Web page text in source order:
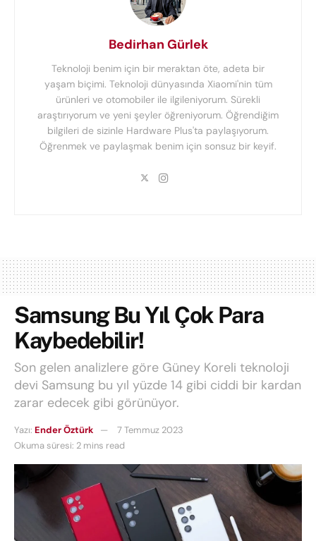
Bedirhan Gürlek
Teknoloji benim için bir meraktan öte, adeta bir
yaşam biçimi. Teknoloji dünyasında Xiaomi'nin tüm
ürünleri ve otomobiler ile ilgileniyorum. Sürekli
araştırıyorum ve yeni şeyler öğreniyorum. Öğrendiğim
bilgileri de sizinle Hardware Plus'ta paylaşıyorum.
Öğrenmek ve paylaşmak benim için sonsuz bir keyif.
Samsung Bu Yıl Çok Para
Kaybedebilir!
Son gelen analizlere göre Güney Koreli teknoloji
devi Samsung bu yıl yüzde 14 gibi ciddi bir kardan
zarar edecek gibi görünüyor.
Yazı: Ender Öztürk
7 Temmuz 2023
Okuma süresi: 2 mins read